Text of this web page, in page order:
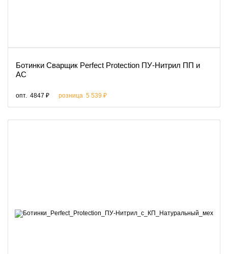
Ботинки Сварщик Perfect Protection ПУ-Нитрил ПП и
АС
опт. 4847 ₽ розница 5 539 ₽